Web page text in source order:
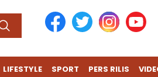
LIFESTYLE SPORT PERS RILIS